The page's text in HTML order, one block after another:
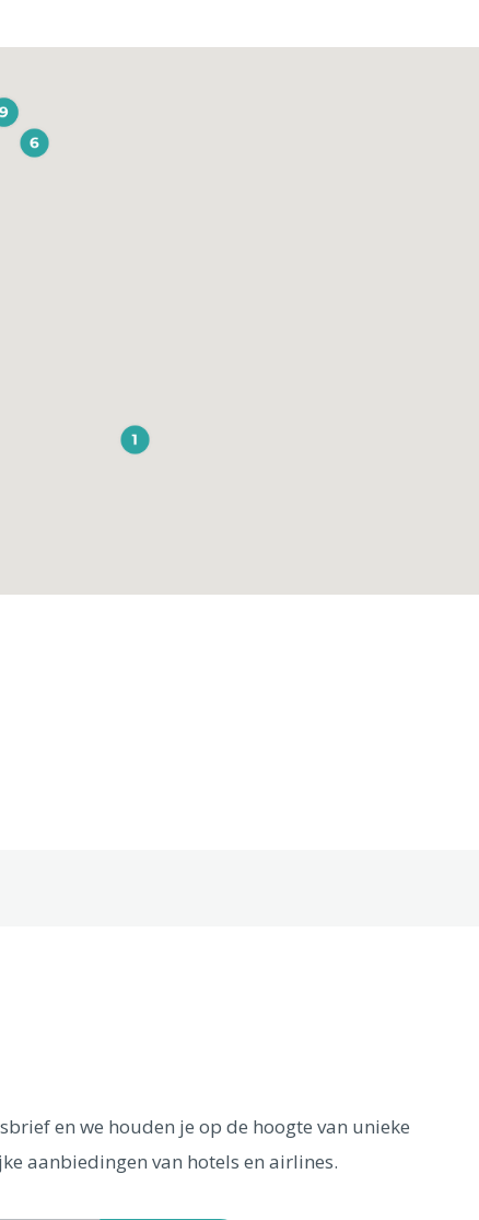
en we houden je op de hoogte van unieke
aanbiedingen van hotels en airlines.